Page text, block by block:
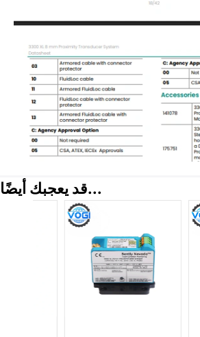
قد يعجبك أيضًا...